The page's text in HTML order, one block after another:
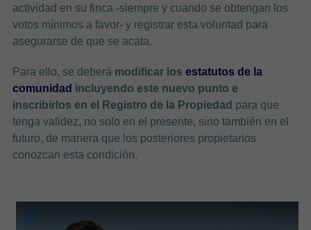
actividad en su finca -siempre y cuando se obtengan los
votos mínimos a favor- y registrar esta voluntad para
asegurarse de que se acata.
Para ello, se deberá modificar los estatutos de la
comunidad incluyendo este nuevo punto e
inscribirlos en el Registro de la Propiedad para que
tenga validez, no solo en el presente, sino también en el
futuro, de manera que los posteriores propietarios
conozcan esta condición.